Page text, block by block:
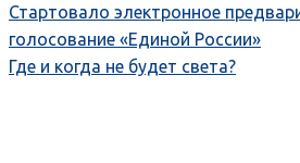
Стартовало электронное
голосование «Единой России»
Где и когда не будет света?